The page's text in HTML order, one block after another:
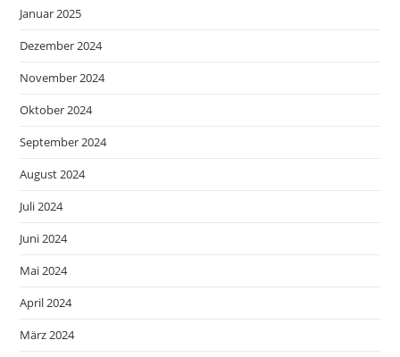
Januar 2025
Dezember 2024
November 2024
Oktober 2024
September 2024
August 2024
Juli 2024
Juni 2024
Mai 2024
April 2024
März 2024